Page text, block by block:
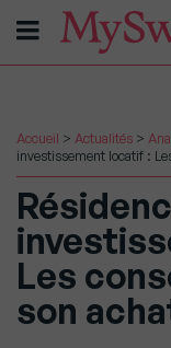
Accueil > Actualités >
investissement locatif :
Les
son